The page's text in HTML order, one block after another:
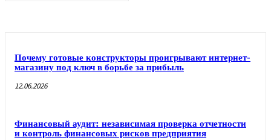
Почему готовые конструкторы проигрывают интернет-
магазину под ключ в борьбе за прибыль
12.06.2026
Финансовый аудит: независимая проверка отчетности
и контроль финансовых рисков предприятия